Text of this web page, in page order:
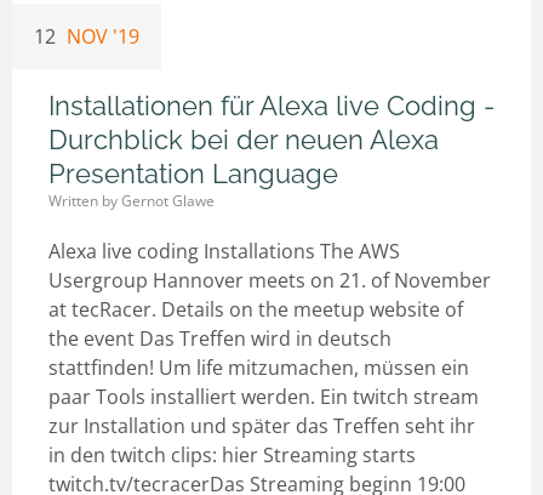
12 NOV '19
Installationen für Alexa live Coding -
Durchblick bei der neuen Alexa
Presentation Language
Written byGernot Glawe
Alexa live coding Installations The AWS
Usergroup Hannover meets on 21. of November
at tecRacer. Details on the meetup website of
the event Das Treffen wird in deutsch
stattfinden! Um life mitzumachen, müssen ein
paar Tools installiert werden. Ein twitch stream
zur Installation und später das Treffen seht ihr
in den twitch clips: hier Streaming starts
twitch.tv/tecracerDas Streaming beginn 19:00